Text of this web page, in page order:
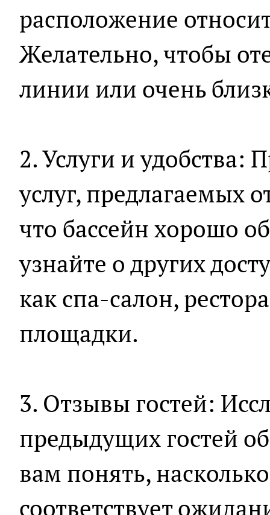
расположение
Желательно, чтобы
линии или очень
2. Услуги и удобства:
услуг, предлагаемых
что бассейн хорошо
узнайте о других
как спа-салон,
площадки.
3. Отзывы гостей:
предыдущих гостей
вам понять,
соответствует